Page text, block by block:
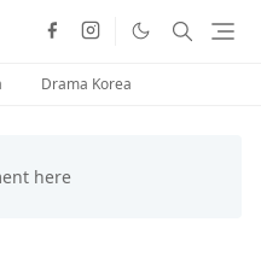
Drama Korea